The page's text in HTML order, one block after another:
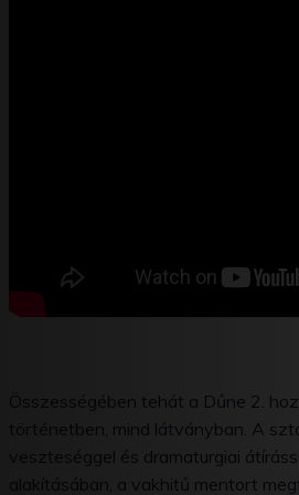
Összességében tehát a Dűne 2.
történetben, mind látványban. A
veszteséggel és dramaturgiai
alakításában, a vakhitű mentort